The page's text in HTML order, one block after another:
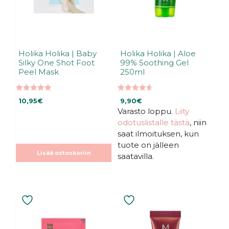
Holika Holika | Baby
Silky One Shot Foot
Peel Mask
5.00
5:stä
10,95€
Lisää ostoskoriin
Holika Holika | Aloe
99% Soothing Gel
250ml
4.58
5:stä
9,90€
Varasto loppu. Liity
odotuslistalle tästä, niin
saat ilmoituksen, kun
tuote on jälleen
saatavilla.
Tällä
tuotteella